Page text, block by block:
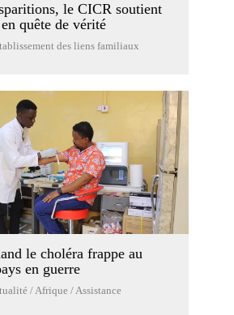
le CICR soutient
quête de vérité
des liens familiaux
le choléra frappe au
en guerre
/ Afrique / Assistance